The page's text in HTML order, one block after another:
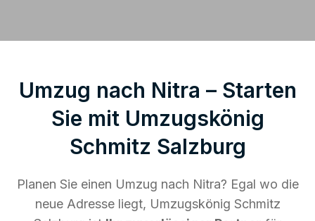
Umzug nach Nitra – Starten
Sie mit Umzugskönig
Schmitz Salzburg
Planen Sie einen Umzug nach Nitra? Egal wo die
neue Adresse liegt, Umzugskönig Schmitz